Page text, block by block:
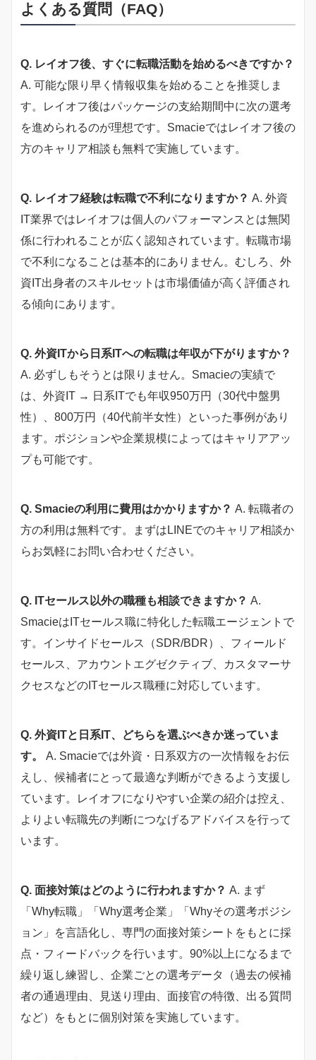
よくある質問（FAQ）
Q. レイオフ後、すぐに転職活動を始めるべきですか？
A. 可能な限り早く情報収集を始めることを推奨しま
す。レイオフ後はパッケージの支給期間中に次の選考
を進められるのが理想です。Smacieではレイオフ後の
方のキャリア相談も無料で実施しています。
Q. レイオフ経験は転職で不利になりますか？ A. 外資
IT業界ではレイオフは個人のパフォーマンスとは無関
係に行われることが広く認知されています。転職市場
で不利になることは基本的にありません。むしろ、外
資IT出身者のスキルセットは市場価値が高く評価され
る傾向にあります。
Q. 外資ITから日系ITへの転職は年収が下がりますか？
A. 必ずしもそうとは限りません。Smacieの実績で
は、外資IT → 日系ITでも年収950万円（30代中盤男
性）、800万円（40代前半女性）といった事例があり
ます。ポジションや企業規模によってはキャリアアッ
プも可能です。
Q. Smacieの利用に費用はかかりますか？ A. 転職者の
方の利用は無料です。まずはLINEでのキャリア相談か
らお気軽にお問い合わせください。
Q. ITセールス以外の職種も相談できますか？ A.
SmacieはITセールス職に特化した転職エージェントで
す。インサイドセールス（SDR/BDR）、フィールド
セールス、アカウントエグゼクティブ、カスタマーサ
クセスなどのITセールス職種に対応しています。
Q. 外資ITと日系IT、どちらを選ぶべきか迷っていま
す。
A. Smacieでは外資・日系双方の一次情報をお伝
えし、候補者にとって最適な判断ができるよう支援し
ています。レイオフになりやすい企業の紹介は控え、
よりよい転職先の判断につなげるアドバイスを行って
います。
Q. 面接対策はどのように行われますか？ A. まず
「Why転職」「Why選考企業」「Whyその選考ポジシ
ョン」を言語化し、専門の面接対策シートをもとに採
点・フィードバックを行います。90%以上になるまで
繰り返し練習し、企業ごとの選考データ（過去の候補
者の通過理由、見送り理由、面接官の特徴、出る質問
など）をもとに個別対策を実施しています。